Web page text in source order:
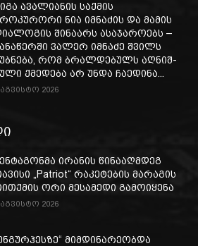
ავალიანის საქმის
ნია იმნაძის და მამის
შინაარს ასაჯაროებს –
ვა­ლერ იმ­ნა­ძე შვილს
რომ ბრალ­დე­ბულს აღ­ნიშ­
ქმე­დე­ბა არ უნდა ჩა­ე­დი­ნა...
აგვისტო 2026
ირანის წინააღმდეგ
„Patriot“ რაკეტების მარაგის
ორი მესამედი გამოიყენა
აგვისტო 2026
მიმდინარეობდა